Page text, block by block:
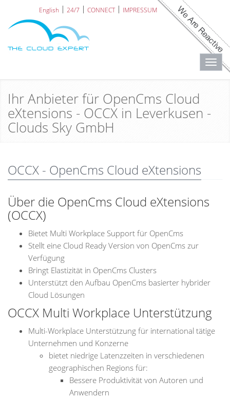
English 24/7 CONNECT IMPRESSUM
Ihr Anbieter für OpenCms Cloud
eXtensions - OCCX in Leverkusen -
Clouds Sky GmbH
OCCX - OpenCms Cloud eXtensions
Über die OpenCms Cloud eXtensions
(OCCX)
Bietet Multi Workplace Support für OpenCms
Stellt eine Cloud Ready Version von OpenCms zur
Verfügung
Bringt Elastizität in OpenCms Clusters
Unterstützt den Aufbau OpenCms basierter hybrider
Cloud Lösungen
OCCX Multi Workplace Unterstützung
Multi-Workplace Unterstützung für international tätige
Unternehmen und Konzerne
bietet niedrige Latenzzeiten in verschiedenen
geographischen Regions für:
Bessere Produktivität von Autoren und
Anwendern